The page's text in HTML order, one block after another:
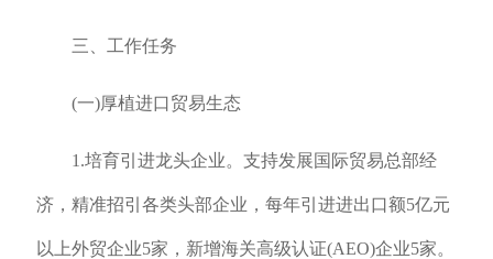
三、工作任务
(一)厚植进口贸易生态
1.培育引进龙头企业。支持发展国际贸易总部经
济，精准招引各类头部企业，每年引进进出口额5亿元
以上外贸企业5家，新增海关高级认证(AEO)企业5家。